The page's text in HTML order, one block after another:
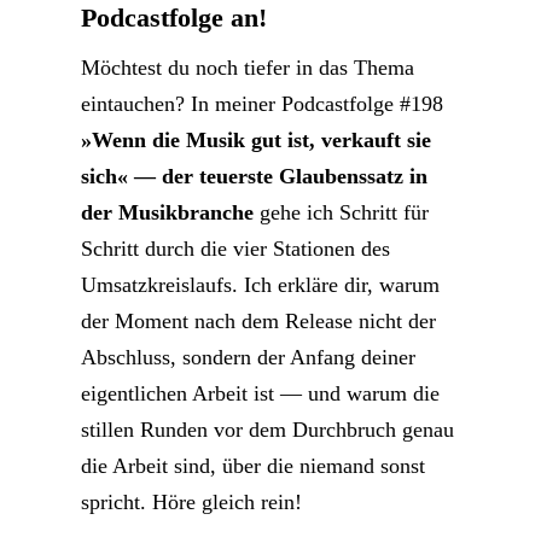
Podcastfolge an!
Möchtest du noch tiefer in das Thema
eintauchen? In meiner Podcastfolge #198
»Wenn die Musik gut ist, verkauft sie
sich« — der teuerste Glaubenssatz in
der Musikbranchegehe ich Schritt für
Schritt durch die vier Stationen des
Umsatzkreislaufs. Ich erkläre dir, warum
der Moment nach dem Release nicht der
Abschluss, sondern der Anfang deiner
eigentlichen Arbeit ist — und warum die
stillen Runden vor dem Durchbruch genau
die Arbeit sind, über die niemand sonst
spricht. Höre gleich rein!